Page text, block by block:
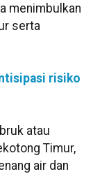
menimbulkan
serta
risiko
atau
Timur,
air dan